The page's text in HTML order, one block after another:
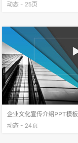
动态 - 25页
企业文化宣传介绍PPT模板
动态 - 24页